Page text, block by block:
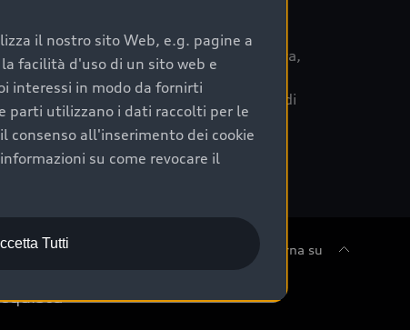
il nostro sito Web, e.g. pagine a
facilità d'uso di un sito web e
interessi in modo da fornirti
parti utilizzano i dati raccolti per le
consenso all'inserimento dei cookie
su come revocare il
Tutti
la data di immatricolazione della vettura,
Care. Scopri i cinque diversi livelli di
secondo le tabelle manutenzione di
Torna su